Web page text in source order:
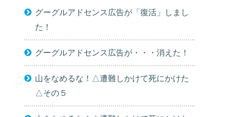
グーグルアドセンス広告が「復活」しまし
た！
グーグルアドセンス広告が・・・消えた！
山をなめるな！△遭難しかけて死にかけた
△その５